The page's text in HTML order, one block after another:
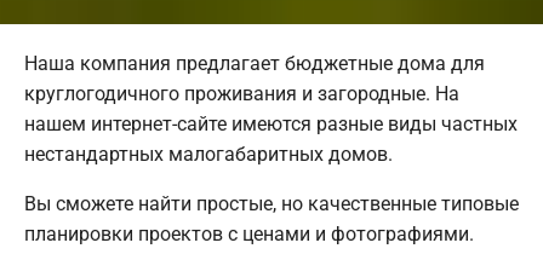
Наша компания предлагает бюджетные дома для
круглогодичного проживания и загородные. На
нашем интернет-сайте имеются разные виды частных
нестандартных малогабаритных домов.
Вы сможете найти простые, но качественные типовые
планировки проектов с ценами и фотографиями.